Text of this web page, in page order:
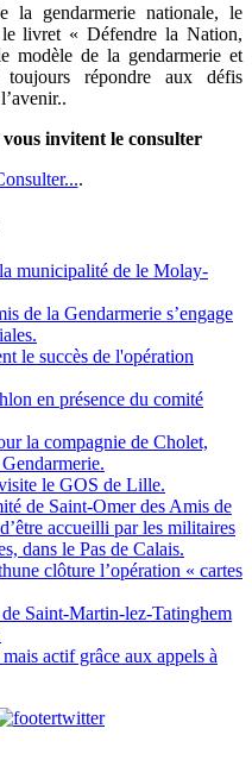
la gendarmerie nationale, le
le livret « Défendre la Nation,
modèle de la gendarmerie et
répondre aux défis
invitent le consulter
.
municipalité de le Molay-
de la Gendarmerie s’engage
le succès de l'opération
en présence du comité
la compagnie de Cholet,
le GOS de Lille.
de Saint-Omer des Amis de
accueilli par les militaires
dans le Pas de Calais.
clôture l’opération « cartes
Saint-Martin-lez-Tatinghem
actif grâce aux appels à